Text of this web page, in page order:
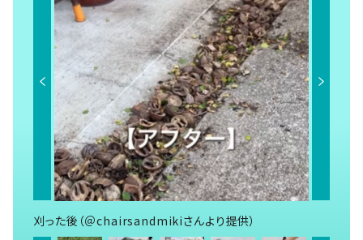
刈った後（＠chairsandmikiさんより提供）